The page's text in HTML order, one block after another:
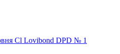
Cl Lovibond DPD № 1